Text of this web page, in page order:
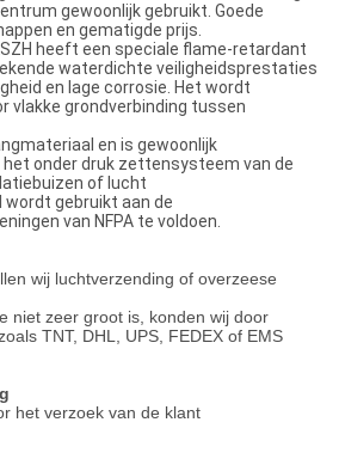
gewoonlijk gebruikt. Goede
en gematigde prijs.
heeft een speciale flame-retardant
waterdichte veiligheidsprestaties
en lage corrosie. Het wordt
vlakke grondverbinding tussen
en is gewoonlijk
onder druk zettensysteem van de
of lucht
gebruikt aan de
van NFPA te voldoen.
wij luchtverzending of overzeese
niet zeer groot is, konden wij door
TNT, DHL, UPS, FEDEX of EMS
het verzoek van de klant